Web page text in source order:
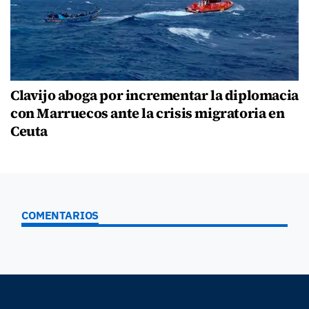
Clavijo aboga por incrementar la diplomacia
con Marruecos ante la crisis migratoria en
Ceuta
COMENTARIOS